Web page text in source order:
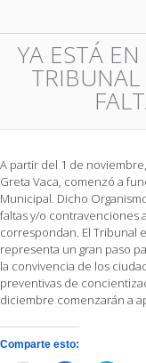
YA ESTÁ
A partir del 1 de
Greta Vaca, comenzó a
Municipal. Dicho
faltas y/o contravenciones
correspondan. El Tribunal
representa un gran paso
la convivencia de los
preventivas de
diciembre comenzarán a
Comparte esto: